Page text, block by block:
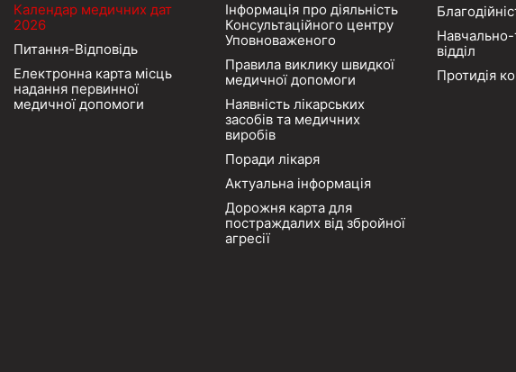
Календар медичних дат
2026
Питання-Відповідь
Електронна карта місць
надання первинної
медичної допомоги
Інформація про діяльність
Консультаційного центру
Уповноваженого
Правила виклику швидкої
медичної допомоги
Наявність лікарських
засобів та медичних
виробів
Поради лікаря
Актуальна інформація
Дорожня карта для
постраждалих від збройної
агресії
відділ
Протидія